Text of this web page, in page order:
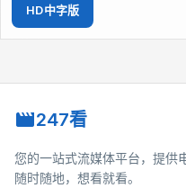
HD中字版
247看
您的一站式流媒体平台，提供
随时随地，想看就看。